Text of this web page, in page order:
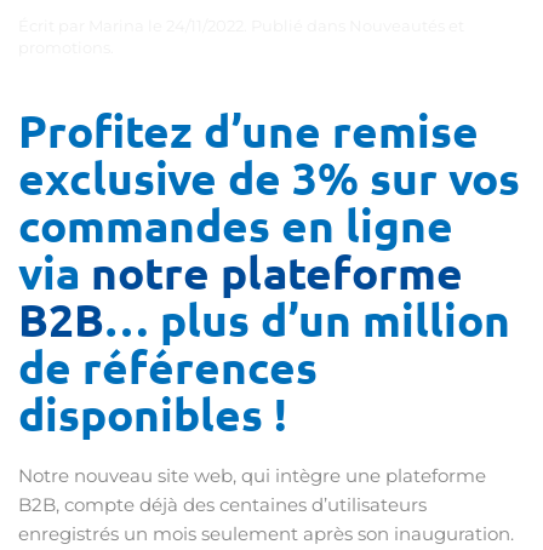
Profitez d’une remise
exclusive de 3% sur vos
commandes en ligne
via notre plateforme
B2B… plus d’un million
de références
disponibles !
Notre nouveau site web, qui intègre une plateforme
B2B, compte déjà des centaines d’utilisateurs
enregistrés un mois seulement après son inauguration.